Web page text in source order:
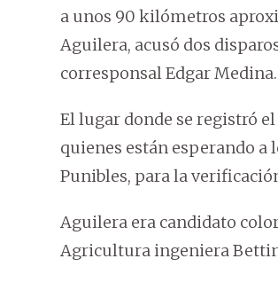
a unos 90 kilómetros
Aguilera, acusó dos
corresponsal Edgar Medina.
El lugar donde se registró
quienes están esperando a
Punibles, para la
Aguilera era candidato
Agricultura ingeniera